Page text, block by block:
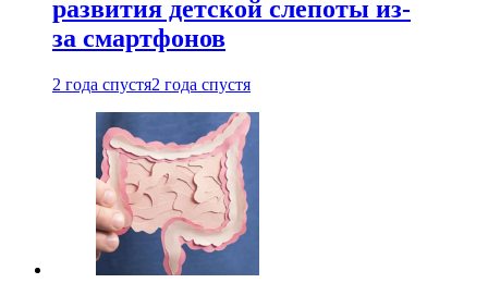
развития детской слепоты из-
за смартфонов
2 года спустя2 года спустя